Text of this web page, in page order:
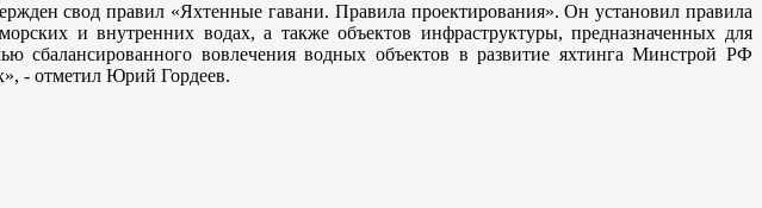
свод правил «Яхтенные гавани. Правила проектирования». Он установил правила
и внутренних водах, а также объектов инфраструктуры, предназначенных для
вовлечения водных объектов в развитие яхтинга Минстрой РФ
- отметил Юрий Гордеев.